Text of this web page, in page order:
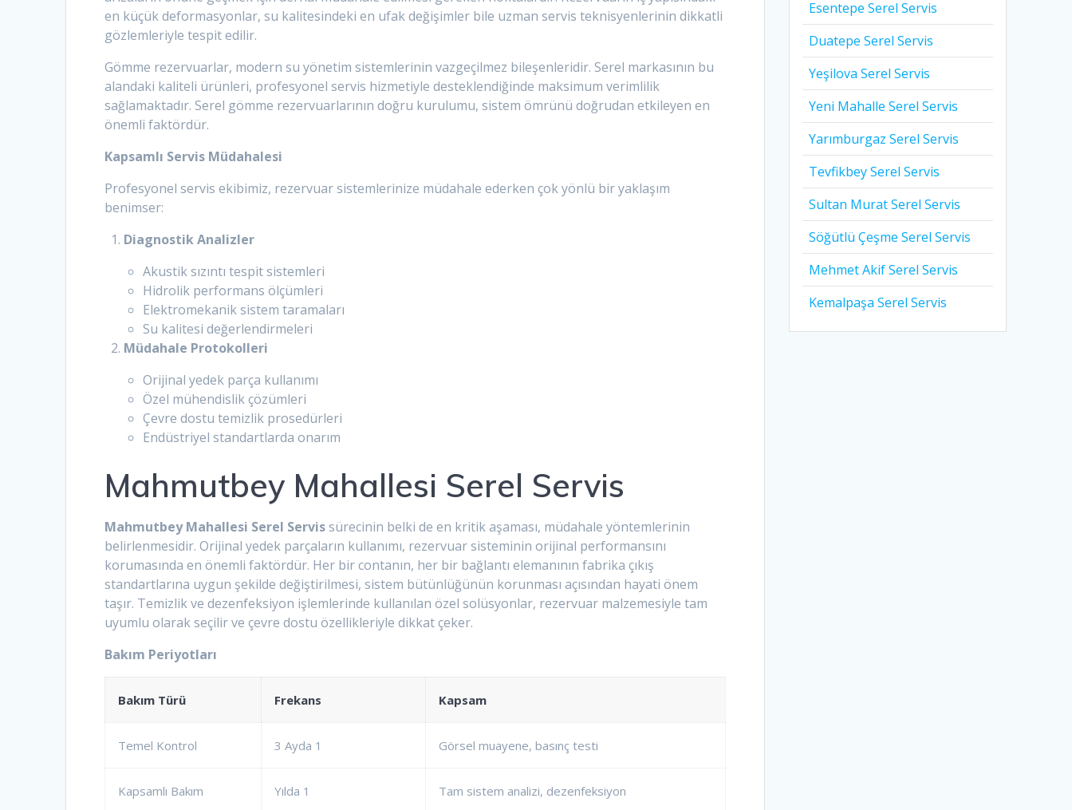
en küçük deformasyonlar, su kalitesindeki en ufak değişimler bile uzman servis teknisyenlerinin dikkatli
gözlemleriyle tespit edilir.
Gömme rezervuarlar, modern su yönetim sistemlerinin vazgeçilmez bileşenleridir. Serel markasının bu
alandaki kaliteli ürünleri, profesyonel servis hizmetiyle desteklendiğinde maksimum verimlilik
sağlamaktadır. Serel gömme rezervuarlarının doğru kurulumu, sistem ömrünü doğrudan etkileyen en
önemli faktördür.
Kapsamlı Servis Müdahalesi
Profesyonel servis ekibimiz, rezervuar sistemlerinize müdahale ederken çok yönlü bir yaklaşım
benimser:
Diagnostik Analizler
Akustik sızıntı tespit sistemleri
Hidrolik performans ölçümleri
Elektromekanik sistem taramaları
Su kalitesi değerlendirmeleri
Müdahale Protokolleri
Orijinal yedek parça kullanımı
Özel mühendislik çözümleri
Çevre dostu temizlik prosedürleri
Endüstriyel standartlarda onarım
Mahmutbey Mahallesi Serel Servis
Mahmutbey Mahallesi Serel Servissürecinin belki de en kritik aşaması, müdahale yöntemlerinin
belirlenmesidir. Orijinal yedek parçaların kullanımı, rezervuar sisteminin orijinal performansını
korumasında en önemli faktördür. Her bir contanın, her bir bağlantı elemanının fabrika çıkış
standartlarına uygun şekilde değiştirilmesi, sistem bütünlüğünün korunması açısından hayati önem
taşır. Temizlik ve dezenfeksiyon işlemlerinde kullanılan özel solüsyonlar, rezervuar malzemesiyle tam
uyumlu olarak seçilir ve çevre dostu özellikleriyle dikkat çeker.
Bakım Periyotları
Bakım Türü Frekans Kapsam
Temel Kontrol 3 Ayda 1 Görsel muayene, basınç testi
Kapsamlı Bakım Yılda 1 Tam sistem analizi, dezenfeksiyon
Esentepe Serel Servis
Duatepe Serel Servis
Yeşilova Serel Servis
Yeni Mahalle Serel Servis
Yarımburgaz Serel Servis
Tevfikbey Serel Servis
Sultan Murat Serel Servis
Söğütlü Çeşme Serel Servis
Mehmet Akif Serel Servis
Kemalpaşa Serel Servis